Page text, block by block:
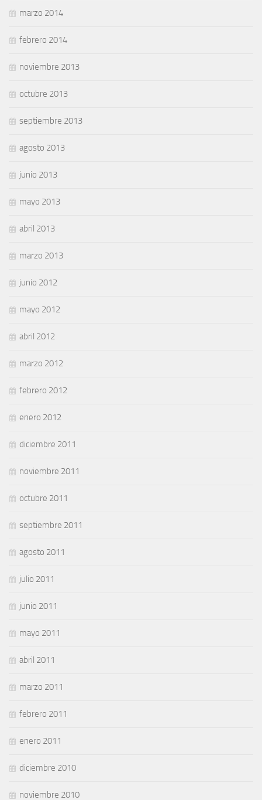
marzo 2014
febrero 2014
noviembre 2013
octubre 2013
septiembre 2013
agosto 2013
junio 2013
mayo 2013
abril 2013
marzo 2013
junio 2012
mayo 2012
abril 2012
marzo 2012
febrero 2012
enero 2012
diciembre 2011
noviembre 2011
octubre 2011
septiembre 2011
agosto 2011
julio 2011
junio 2011
mayo 2011
abril 2011
marzo 2011
febrero 2011
enero 2011
diciembre 2010
noviembre 2010